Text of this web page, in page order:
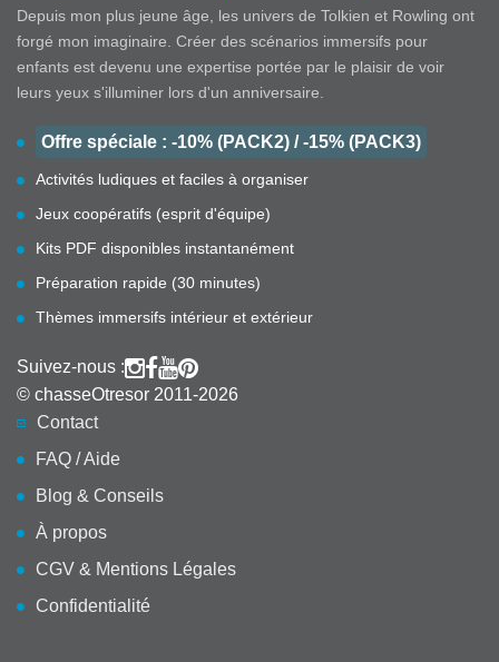
Depuis mon plus jeune âge, les univers de Tolkien et Rowling ont
forgé mon imaginaire. Créer des scénarios immersifs pour
enfants est devenu une expertise portée par le plaisir de voir
leurs yeux s'illuminer lors d'un anniversaire.
Offre spéciale : -10% (PACK2) / -15% (PACK3)
Activités ludiques et faciles à organiser
Jeux coopératifs (esprit d'équipe)
Kits PDF disponibles instantanément
Préparation rapide (30 minutes)
Thèmes immersifs intérieur et extérieur
Suivez-nous :
© chasseOtresor 2011-2026
Contact
FAQ / Aide
Blog & Conseils
À propos
CGV & Mentions Légales
Confidentialité